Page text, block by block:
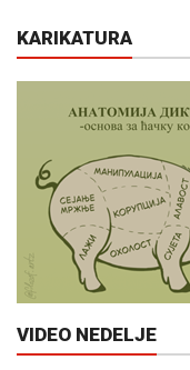
KARIKATURA
VIDEO NEDELJE